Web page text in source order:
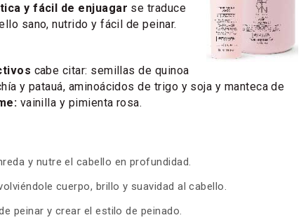
y fácil de enjuagar se traduce
sano, nutrido y fácil de peinar.
cabe citar: semillas de quinoa
y patauá, aminoácidos de trigo y soja y manteca de
vainilla y pimienta rosa.
y nutre el cabello en profundidad.
cuerpo, brillo y suavidad al cabello.
peinar y crear el estilo de peinado.